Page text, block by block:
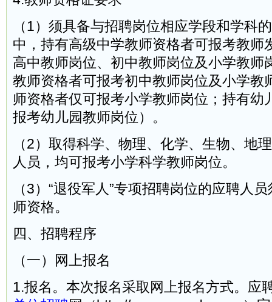
（1）须具备与招聘岗位相应学段和学科
中，持有高级中学教师资格者可报考教师
高中教师岗位、初中教师岗位及小学教师
教师资格者可报考初中教师岗位及小学教
师资格者仅可报考小学教师岗位；持有幼
报考幼儿园教师岗位）。
（2）取得科学、物理、化学、生物、地
人员，均可报考小学科学教师岗位。
（3）“退役军人”专项招聘岗位的应聘人
师资格。
四、招聘程序
（一）网上报名
1.报名。本次报名采取网上报名方式。应